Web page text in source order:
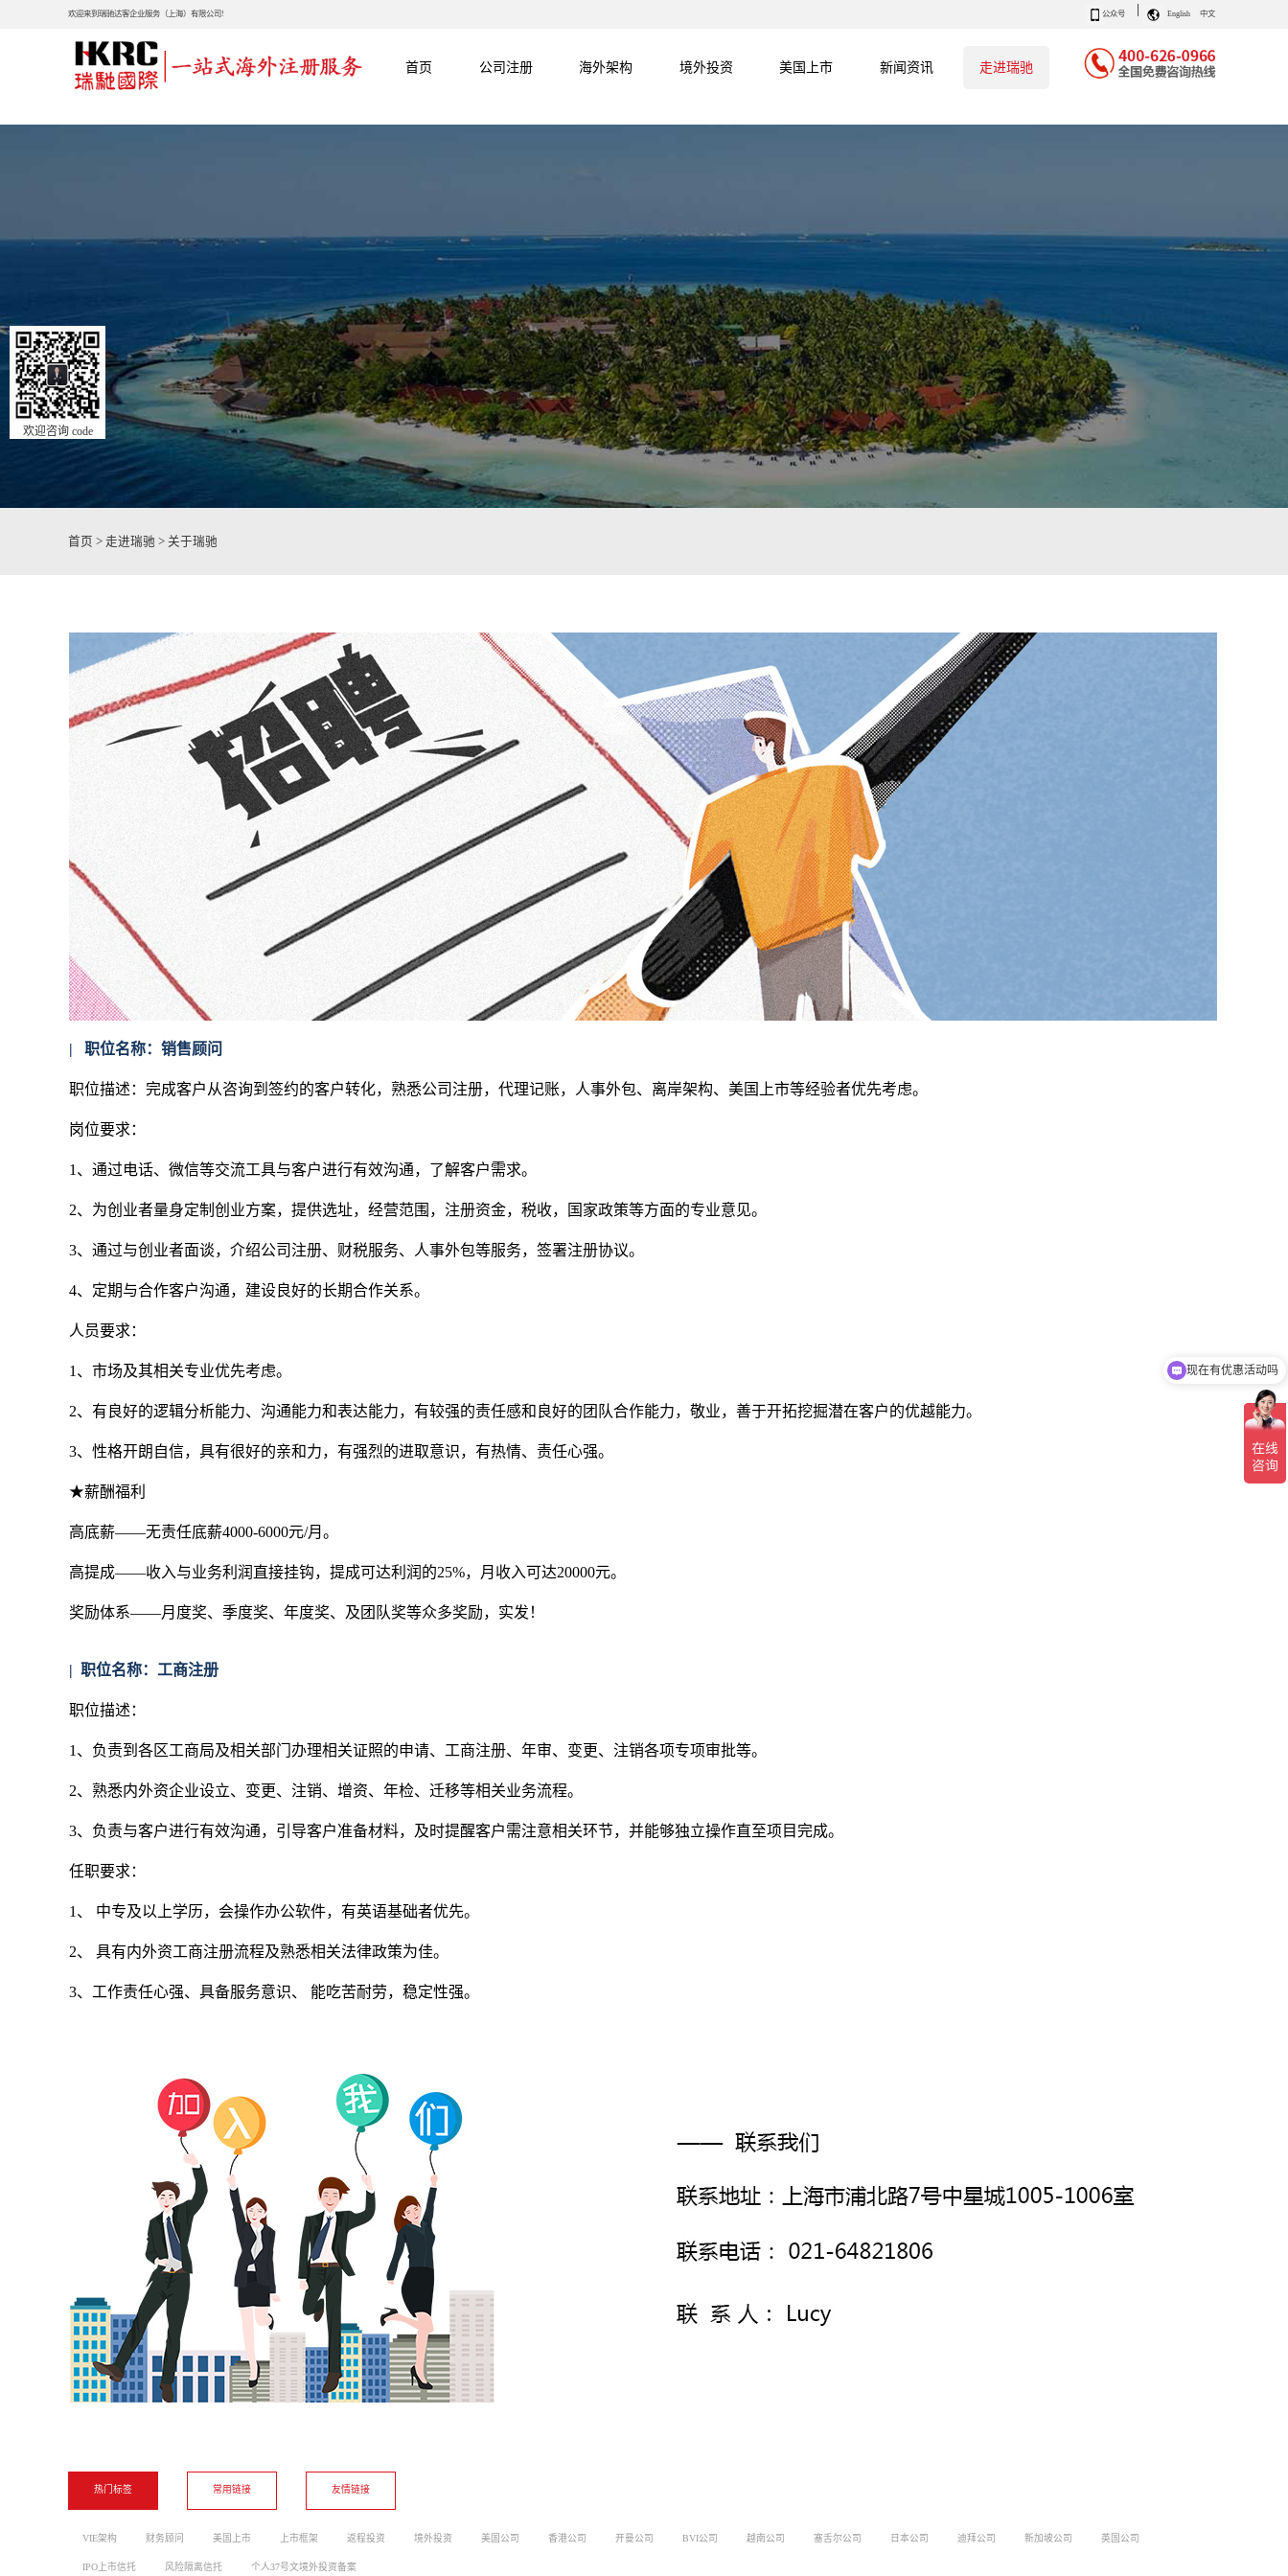
欢迎来到瑞驰达客企业服务（上海）有限公司! 公众号 English 中文
首页 公司注册 海外架构 境外投资 美国上市 新闻资讯 走进瑞驰
首页 > 走进瑞驰 > 关于瑞驰
| 职位名称：销售顾问
职位描述：完成客户从咨询到签约的客户转化，熟悉公司注册，代理记账，人事外包、离岸架构、美国上市等经验者优先考虑。
岗位要求：
1、通过电话、微信等交流工具与客户进行有效沟通，了解客户需求。
2、为创业者量身定制创业方案，提供选址，经营范围，注册资金，税收，国家政策等方面的专业意见。
3、通过与创业者面谈，介绍公司注册、财税服务、人事外包等服务，签署注册协议。
4、定期与合作客户沟通，建设良好的长期合作关系。
人员要求：
1、市场及其相关专业优先考虑。
2、有良好的逻辑分析能力、沟通能力和表达能力，有较强的责任感和良好的团队合作能力，敬业，善于开拓挖掘潜在客户的优越能力。
3、性格开朗自信，具有很好的亲和力，有强烈的进取意识，有热情、责任心强。
★薪酬福利
高底薪——无责任底薪4000-6000元/月。
高提成——收入与业务利润直接挂钩，提成可达利润的25%，月收入可达20000元。
奖励体系——月度奖、季度奖、年度奖、及团队奖等众多奖励，实发！
| 职位名称：工商注册
职位描述：
1、负责到各区工商局及相关部门办理相关证照的申请、工商注册、年审、变更、注销各项专项审批等。
2、熟悉内外资企业设立、变更、注销、增资、年检、迁移等相关业务流程。
3、负责与客户进行有效沟通，引导客户准备材料，及时提醒客户需注意相关环节，并能够独立操作直至项目完成。
任职要求：
1、 中专及以上学历，会操作办公软件，有英语基础者优先。
2、 具有内外资工商注册流程及熟悉相关法律政策为佳。
3、工作责任心强、具备服务意识、 能吃苦耐劳，稳定性强。
热门标签
VIE架构 财务顾问 美国上市 上市框架 返程投资 境外投资 美国公司 香港公司 开曼公司 BVI公司 越南公司 塞舌尔公司 日本公司 迪拜公司 新加坡公司 英国公司
IPO上市信托 风险隔离信托 个人37号文境外投资备案
常用链接 友情链接
欢迎咨询 code
一站式海外注册平台